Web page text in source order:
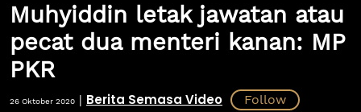
Muhyiddin letak jawatan atau
pecat dua menteri kanan: MP
PKR
26 Oktober 2020 | Berita Semasa Video